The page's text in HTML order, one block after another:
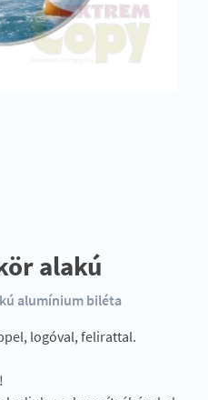
alakú
alumínium biléta
logóval, felirattal.